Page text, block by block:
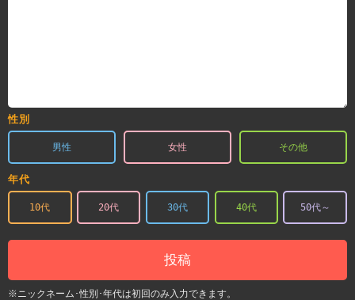
性別
男性 女性 その他
年代
10代 20代 30代 40代 50代～
投稿
※ニックネーム･性別･年代は初回のみ入力できます。